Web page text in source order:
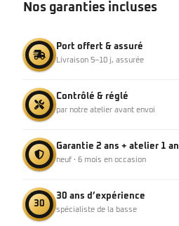
Nos garanties incluses
Port offert & assuré
Livraison 5–10 j, assurée
Contrôlé & réglé
par notre atelier avant envoi
Garantie 2 ans + atelier 1 an
neuf · 6 mois en occasion
30
30 ans d’expérience
spécialiste de la basse